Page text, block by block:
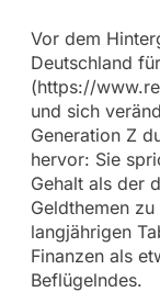
Vor dem
Deutschland
(https://
und sich
Generation Z
hervor: Sie
Gehalt als der
Geldthemen
langjährigen
Finanzen als
Beflügelndes.